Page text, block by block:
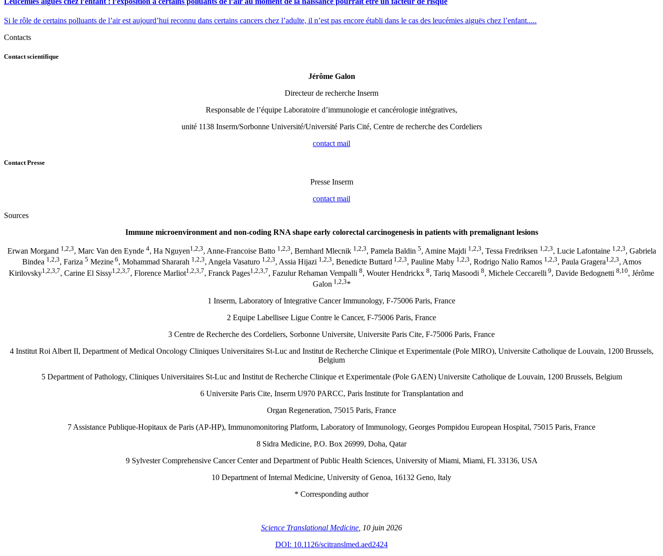
Si le rôle de certains polluants de l’air est aujourd’hui reconnu dans certains cancers chez l’adulte, il n’est pas encore établi dans le cas des leucémies aiguës chez l’enfant.....
Contacts
Contact scientifique
Jérôme Galon
Directeur de recherche Inserm
Responsable de l’équipe Laboratoire d’immunologie et cancérologie intégratives,
unité 1138 Inserm/Sorbonne Université/Université Paris Cité, Centre de recherche des Cordeliers
contact mail
Contact Presse
Presse Inserm
contact mail
Sources
Immune microenvironment and non-coding RNA shape early colorectal carcinogenesis in patients with premalignant lesions
Erwan Morgand 1,2,3, Marc Van den Eynde 4, Ha Nguyen1,2,3, Anne-Francoise Batto 1,2,3, Bernhard Mlecnik 1,2,3, Pamela Baldin 5, Amine Majdi 1,2,3, Tessa Fredriksen 1,2,3, Lucie Lafontaine 1,2,3, Gabriela
Bindea 1,2,3, Fariza 5 Mezine6, Mohammad Shararah 1,2,3, Angela Vasaturo 1,2,3, Assia Hijazi 1,2,3, Benedicte Buttard 1,2,3, Pauline Maby 1,2,3, Rodrigo Nalio Ramos 1,2,3, Paula Gragera1,2,3, Amos
Kirilovsky1,2,3,7, Carine El Sissy1,2,3,7, Florence Marliot1,2,3,7, Franck Pages1,2,3,7, Fazulur Rehaman Vempalli 8, Wouter Hendrickx 8, Tariq Masoodi 8, Michele Ceccarelli 9, Davide Bedognetti 8,10, Jérôme
Galon 1,2,3*
1 Inserm, Laboratory of Integrative Cancer Immunology, F-75006 Paris, France
2 Equipe Labellisee Ligue Contre le Cancer, F-75006 Paris, France
3 Centre de Recherche des Cordeliers, Sorbonne Universite, Universite Paris Cite, F-75006 Paris, France
4 Institut Roi Albert II, Department of Medical Oncology Cliniques Universitaires St-Luc and Institut de Recherche Clinique et Experimentale (Pole MIRO), Universite Catholique de Louvain, 1200 Brussels,
Belgium
5 Department of Pathology, Cliniques Universitaires St-Luc and Institut de Recherche Clinique et Experimentale (Pole GAEN) Universite Catholique de Louvain, 1200 Brussels, Belgium
6 Universite Paris Cite, Inserm U970 PARCC, Paris Institute for Transplantation and
Organ Regeneration, 75015 Paris, France
7 Assistance Publique-Hopitaux de Paris (AP-HP), Immunomonitoring Platform, Laboratory of Immunology, Georges Pompidou European Hospital, 75015 Paris, France
8 Sidra Medicine, P.O. Box 26999, Doha, Qatar
9 Sylvester Comprehensive Cancer Center and Department of Public Health Sciences, University of Miami, Miami, FL 33136, USA
10 Department of Internal Medicine, University of Genoa, 16132 Geno, Italy
* Corresponding author
Science Translational Medicine , 10 juin 2026
DOI: 10.1126/scitranslmed.aed2424